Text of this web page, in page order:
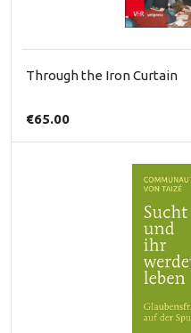
Through the Iron Curtain
€65.00